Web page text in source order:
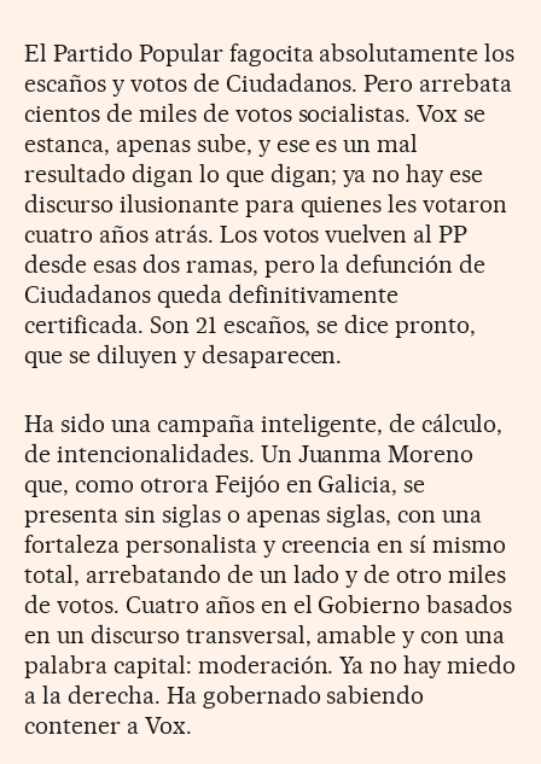
El Partido Popular fagocita absolutamente los
escaños y votos de Ciudadanos. Pero arrebata
cientos de miles de votos socialistas. Vox se
estanca, apenas sube, y ese es un mal
resultado digan lo que digan; ya no hay ese
discurso ilusionante para quienes les votaron
cuatro años atrás. Los votos vuelven al PP
desde esas dos ramas, pero la defunción de
Ciudadanos queda definitivamente
certificada. Son 21 escaños, se dice pronto,
que se diluyen y desaparecen.
Ha sido una campaña inteligente, de cálcu­lo,
de intencionalidades. Un Juanma Moreno
que, como otrora Feijóo en Galicia, se
presenta sin siglas o apenas siglas, con una
fortaleza personalista y creencia en sí mismo
total, arrebatando de un lado y de otro miles
de votos. Cuatro años en el Gobierno basados
en un discurso transversal, amable y con una
palabra capital: moderación. Ya no hay miedo
a la derecha. Ha gobernado sabiendo
contener a Vox.